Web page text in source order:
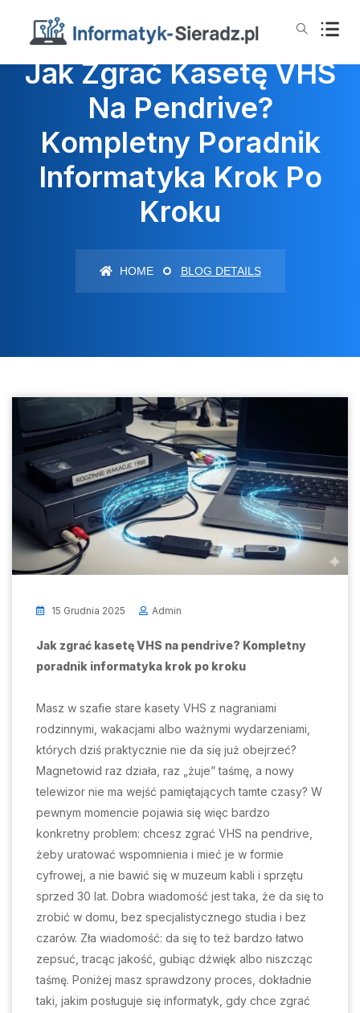
Jak Zgrać Kasetę VHS
Na Pendrive?
Kompletny Poradnik
Informatyka Krok Po
Kroku
HOME BLOG DETAILS
15 Grudnia 2025 Admin
Jak zgrać kasetę VHS na pendrive? Kompletny
poradnik informatyka krok po kroku
Masz w szafie stare kasety VHS z nagraniami
rodzinnymi, wakacjami albo ważnymi wydarzeniami,
których dziś praktycznie nie da się już obejrzeć?
Magnetowid raz działa, raz „żuje” taśmę, a nowy
telewizor nie ma wejść pamiętających tamte czasy? W
pewnym momencie pojawia się więc bardzo
konkretny problem: chcesz zgrać VHS na pendrive,
żeby uratować wspomnienia i mieć je w formie
cyfrowej, a nie bawić się w muzeum kabli i sprzętu
sprzed 30 lat. Dobra wiadomość jest taka, że da się to
zrobić w domu, bez specjalistycznego studia i bez
czarów. Zła wiadomość: da się to też bardzo łatwo
zepsuć, tracąc jakość, gubiąc dźwięk albo niszcząc
taśmę. Poniżej masz sprawdzony proces, dokładnie
taki, jakim posługuje się informatyk, gdy chce zgrać